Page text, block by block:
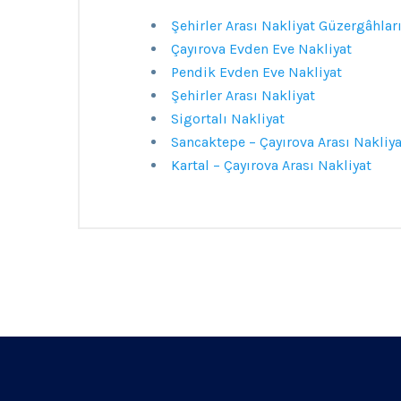
Şehirler Arası Nakliyat Güzergâhları
Çayırova Evden Eve Nakliyat
Pendik Evden Eve Nakliyat
Şehirler Arası Nakliyat
Sigortalı Nakliyat
Sancaktepe – Çayırova Arası
Kartal – Çayırova Arası Nakliyat